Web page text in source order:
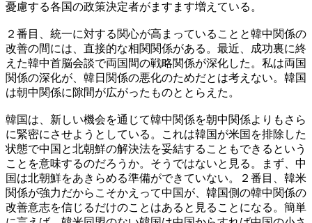
憂慮する各国の政策決定者がますます増えている。
２番目、統一に対する関心が高まっていることと韓中関係の
改善の間には、直接的な相関関係がある。最近、成功裏に終
えた韓中首脳会談で両国間の戦略関係が深化した。私は両国
関係の深化が、韓日関係の悪化のためだとは考えない。韓国
は朝中関係に隙間が広がったものととらえた。
韓国は、新しい機会を通じて韓中関係を朝中関係よりもさら
に緊密にさせようとしている。これは韓国が米国を排除した
状態で中国と北朝鮮の解決法を妥結することもできるという
ことを意味するのだろうか。そうではないと見る。まず、中
国は北朝鮮をあきらめる準備ができていない。２番目、韓米
関係が強力だからこそかえって中国が、韓国側の韓中関係の
改善意志を信じるだけのことはあると見ることになる。簡単